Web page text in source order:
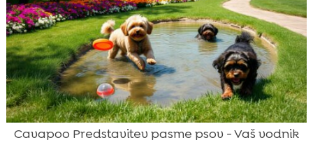
Cavapoo Predstavitev pasme psov - Vaš vodnik